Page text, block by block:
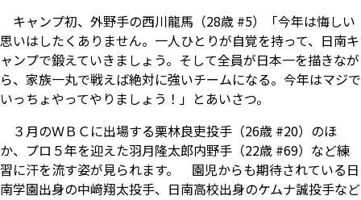
キャンプ初、外野手の西川龍馬（28歳 #5）「今年は悔しい
思いはしたくありません。一人ひとりが自覚を持って、日南キ
ャンプで鍛えていきましょう。そして全員が日本一を描きなが
ら、家族一丸で戦えば絶対に強いチームになる。今年はマジで
いっちょやってやりましょう！」とあいさつ。
３月のＷＢＣに出場する栗林良吏投手（26歳 #20）のほ
か、プロ５年を迎えた羽月隆太郎内野手（22歳 #69）など練
習に汗を流す姿が見られます。 園児からも期待されている日
南学園出身の中﨑翔太投手、日南高校出身のケムナ誠投手など